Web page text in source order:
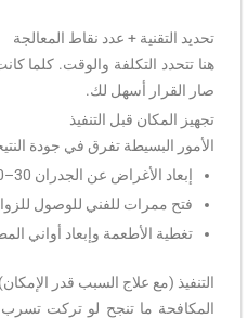
تحديد التقنية + عدد نقاط المعالجة
هنا تتحدد التكلفة والوقت. كلما
صار القرار أسهل لك.
تجهيز المكان قبل التنفيذ
الأمور البسيطة تفرق في جودة
إبعاد الأغراض عن الجدران 30–50 سم
فتح ممرات للفني للوصول
تغطية الأطعمة وإبعاد أواني
التنفيذ (مع علاج السبب قدر الإمكان)
المكافحة ما تنجح لو تركت تسرب